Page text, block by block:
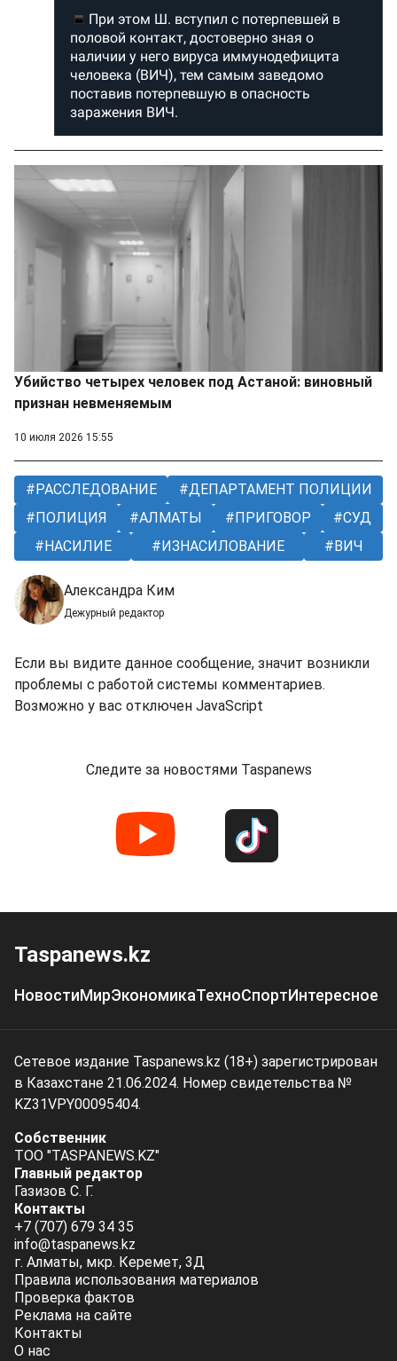
Убийство четырех человек под Астаной: виновный
признан невменяемым
10 июля 2026 15:55
РАССЛЕДОВАНИЕ
ДЕПАРТАМЕНТ ПОЛИЦИИ
ПОЛИЦИЯ
АЛМАТЫ ПРИГОВОР
СУД
НАСИЛИЕ
ИЗНАСИЛОВАНИЕ ВИЧ
Александра Ким
Дежурный редактор
Если вы видите данное сообщение, значит возникли
проблемы с работой системы комментариев.
Возможно у вас отключен JavaScript
Следите за новостями Taspanews
Taspanews.kz
НовостиМирЭкономикаТехноСпортИнтересное
Сетевое издание Taspanews.kz (18+) зарегистрирован
в Казахстане 21.06.2024. Номер свидетельства №
KZ31VPY00095404.
Собственник
ТОО "TASPANEWS.KZ"
Главный редактор
Газизов С. Г.
Контакты
+7 (707) 679 34 35
info@taspanews.kz
г. Алматы, мкр. Керемет, 3Д
Правила использования материалов
Проверка фактов
Реклама на сайте
Контакты
О нас